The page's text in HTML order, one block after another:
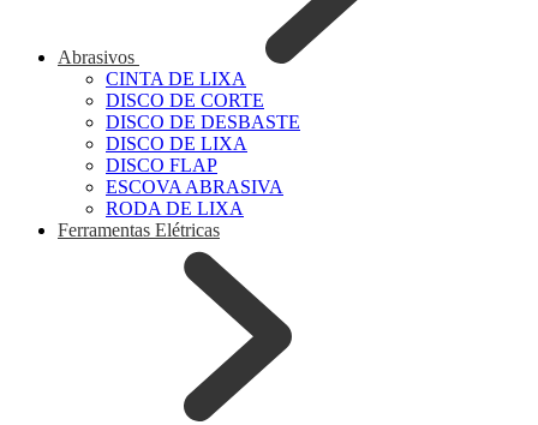
Abrasivos
CINTA DE LIXA
DISCO DE CORTE
DISCO DE DESBASTE
DISCO DE LIXA
DISCO FLAP
ESCOVA ABRASIVA
RODA DE LIXA
Ferramentas Elétricas